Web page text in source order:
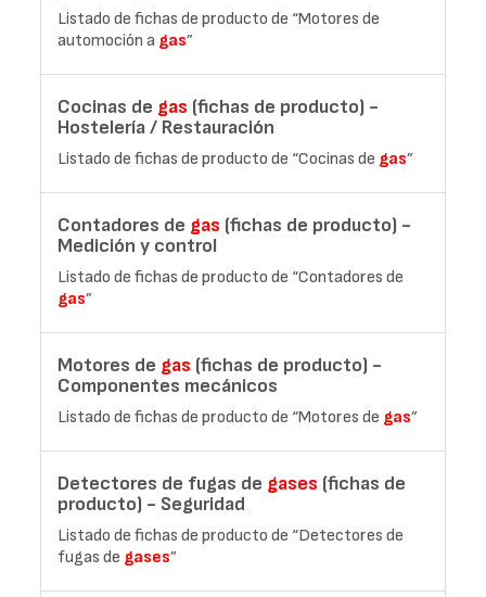
Listado de fichas de producto de “Motores de
automoción a gas”
Cocinas de gas (fichas de producto) -
Hostelería / Restauración
Listado de fichas de producto de “Cocinas de gas”
Contadores de gas (fichas de producto) -
Medición y control
Listado de fichas de producto de “Contadores de
gas”
Motores de gas (fichas de producto) -
Componentes mecánicos
Listado de fichas de producto de “Motores de gas”
Detectores de fugas de gases (fichas de
producto) - Seguridad
Listado de fichas de producto de “Detectores de
fugas de gases”